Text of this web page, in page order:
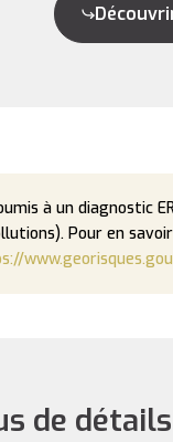
à un diagnostic
Pour en
de détails